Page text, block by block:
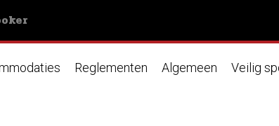
Reglementen Algemeen Veilig